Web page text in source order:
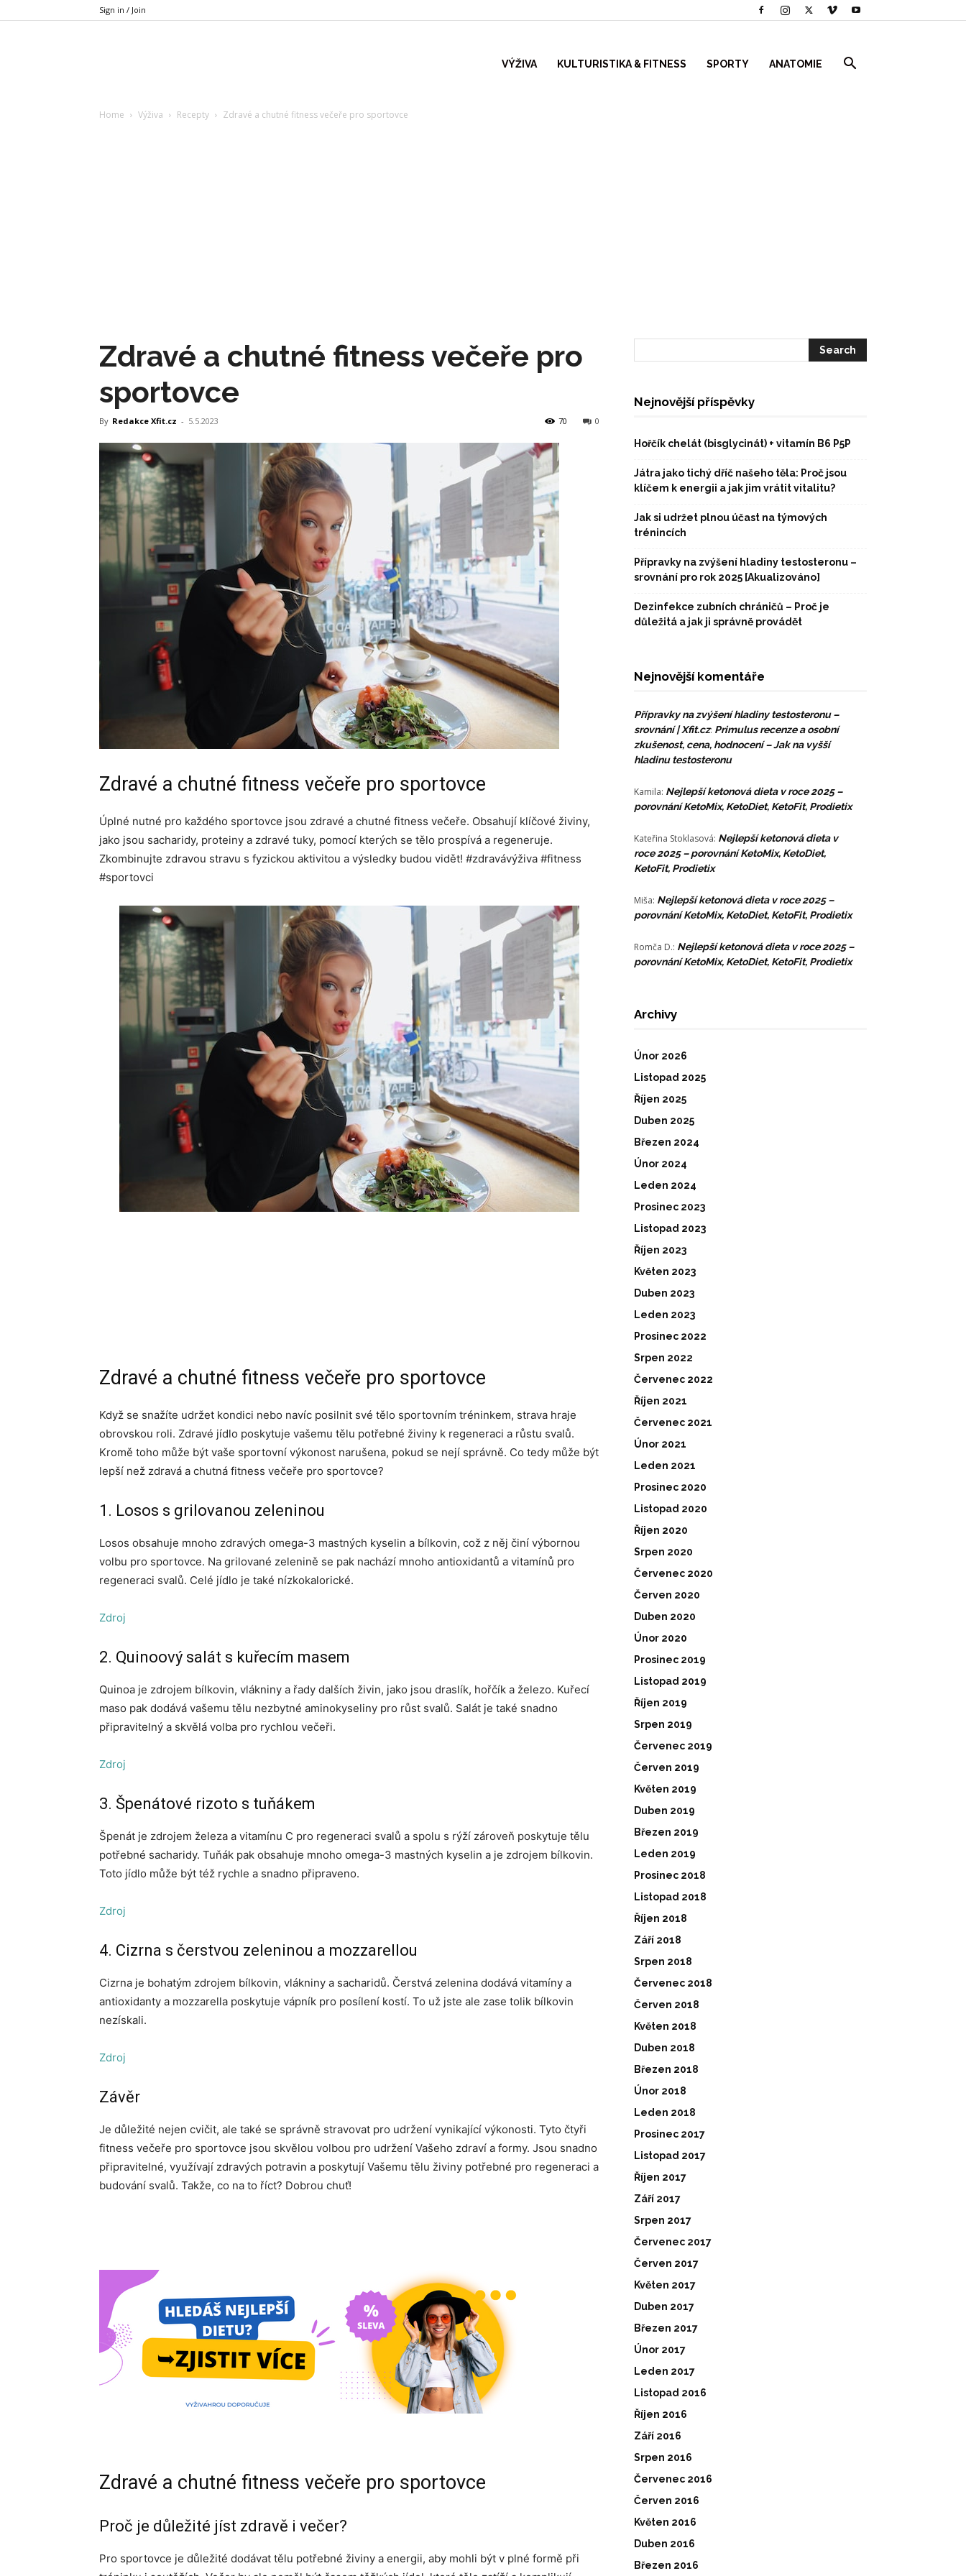
Sign in / Join
VÝŽIVA KULTURISTIKA & FITNESS SPORTY ANATOMIE
Home Výživa Recepty Zdravé a chutné fitness večeře pro sportovce
Zdravé a chutné fitness večeře pro
sportovce
By Redakce Xfit.cz - 5.5.2023 0
70
Zdravé a chutné fitness večeře pro sportovce
Úplné nutné pro každého sportovce jsou zdravé a chutné fitness večeře. Obsahují klíčové živiny,
jako jsou sacharidy, proteiny a zdravé tuky, pomocí kterých se tělo prospívá a regeneruje.
Zkombinujte zdravou stravu s fyzickou aktivitou a výsledky budou vidět! #zdravávýživa #fitness
#sportovci
Zdravé a chutné fitness večeře pro sportovce
Když se snažíte udržet kondici nebo navíc posilnit své tělo sportovním tréninkem, strava hraje
obrovskou roli. Zdravé jídlo poskytuje vašemu tělu potřebné živiny k regeneraci a růstu svalů.
Kromě toho může být vaše sportovní výkonost narušena, pokud se nejí správně. Co tedy může být
lepší než zdravá a chutná fitness večeře pro sportovce?
1. Losos s grilovanou zeleninou
Losos obsahuje mnoho zdravých omega-3 mastných kyselin a bílkovin, což z něj činí výbornou
volbu pro sportovce. Na grilované zelenině se pak nachází mnoho antioxidantů a vitamínů pro
regeneraci svalů. Celé jídlo je také nízkokalorické.
Zdroj
2. Quinoový salát s kuřecím masem
Quinoa je zdrojem bílkovin, vlákniny a řady dalších živin, jako jsou draslík, hořčík a železo. Kuřecí
maso pak dodává vašemu tělu nezbytné aminokyseliny pro růst svalů. Salát je také snadno
připravitelný a skvělá volba pro rychlou večeři.
Zdroj
3. Špenátové rizoto s tuňákem
Špenát je zdrojem železa a vitamínu C pro regeneraci svalů a spolu s rýží zároveň poskytuje tělu
potřebné sacharidy. Tuňák pak obsahuje mnoho omega-3 mastných kyselin a je zdrojem bílkovin.
Toto jídlo může být též rychle a snadno připraveno.
Zdroj
4. Cizrna s čerstvou zeleninou a mozzarellou
Cizrna je bohatým zdrojem bílkovin, vlákniny a sacharidů. Čerstvá zelenina dodává vitamíny a
antioxidanty a mozzarella poskytuje vápník pro posílení kostí. To už jste ale zase tolik bílkovin
nezískali.
Zdroj
Závěr
Je důležité nejen cvičit, ale také se správně stravovat pro udržení vynikající výkonosti. Tyto čtyři
fitness večeře pro sportovce jsou skvělou volbou pro udržení Vašeho zdraví a formy. Jsou snadno
připravitelné, využívají zdravých potravin a poskytují Vašemu tělu živiny potřebné pro regeneraci a
budování svalů. Takže, co na to říct? Dobrou chuť!
Zdravé a chutné fitness večeře pro sportovce
Proč je důležité jíst zdravě i večer?
Pro sportovce je důležité dodávat tělu potřebné živiny a energii, aby mohli být v plné formě při
Nejnovější příspěvky
Hořčík chelát (bisglycinát) + vitamín B6 P5P
Játra jako tichý dříč našeho těla: Proč jsou
klíčem k energii a jak jim vrátit vitalitu?
Jak si udržet plnou účast na týmových
trénincích
Přípravky na zvýšení hladiny testosteronu –
srovnání pro rok 2025 [Akualizováno]
Dezinfekce zubních chráničů – Proč je
důležitá a jak ji správně provádět
Nejnovější komentáře
Přípravky na zvýšení hladiny testosteronu –
srovnání | Xfit.cz: Primulus recenze a osobní
zkušenost, cena, hodnocení – Jak na vyšší
hladinu testosteronu
Kamila: Nejlepší ketonová dieta v roce 2025 –
porovnání KetoMix, KetoDiet, KetoFit, Prodietix
Kateřina Stoklasová: Nejlepší ketonová dieta v
roce 2025 – porovnání KetoMix, KetoDiet,
KetoFit, Prodietix
Miša: Nejlepší ketonová dieta v roce 2025 –
porovnání KetoMix, KetoDiet, KetoFit, Prodietix
Romča D.: Nejlepší ketonová dieta v roce 2025 –
porovnání KetoMix, KetoDiet, KetoFit, Prodietix
Archivy
Únor 2026
Listopad 2025
Říjen 2025
Duben 2025
Březen 2024
Únor 2024
Leden 2024
Prosinec 2023
Listopad 2023
Říjen 2023
Květen 2023
Duben 2023
Leden 2023
Prosinec 2022
Srpen 2022
Červenec 2022
Říjen 2021
Červenec 2021
Únor 2021
Leden 2021
Prosinec 2020
Listopad 2020
Říjen 2020
Srpen 2020
Červenec 2020
Červen 2020
Duben 2020
Únor 2020
Prosinec 2019
Listopad 2019
Říjen 2019
Srpen 2019
Červenec 2019
Červen 2019
Květen 2019
Duben 2019
Březen 2019
Leden 2019
Prosinec 2018
Listopad 2018
Říjen 2018
Září 2018
Srpen 2018
Červenec 2018
Červen 2018
Květen 2018
Duben 2018
Březen 2018
Únor 2018
Leden 2018
Prosinec 2017
Listopad 2017
Říjen 2017
Září 2017
Srpen 2017
Červenec 2017
Červen 2017
Květen 2017
Duben 2017
Březen 2017
Únor 2017
Leden 2017
Listopad 2016
Říjen 2016
Září 2016
Srpen 2016
Červenec 2016
Červen 2016
Květen 2016
Duben 2016
Březen 2016